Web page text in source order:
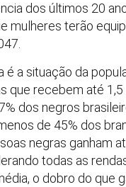
dos últimos 20
mulheres terão
é a situação da
que recebem até 1,5
dos negros
de 45% dos
negras ganham
todas as
o dobro do que